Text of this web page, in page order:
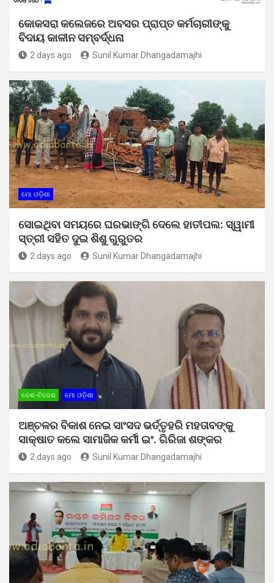
କୋକସରା କଲେଜରେ ଅବସର ପ୍ରାପ୍ତ କର୍ମଚାରୀଙ୍କୁ
ବିଦାୟ କାଳୀନ ସମ୍ବର୍ଦ୍ଧନା
2 days ago Sunil Kumar Dhangadamajhi
ମୋ ଓଡ଼ିଶା
ସୋଇଥିବା ସମୟରେ ଘରଭାଙ୍ଗି ଦେଲେ ହାତୀପଲ: ସ୍ୱାମୀ
ସ୍ତ୍ରୀ ସହିତ ଦୁଇ ଶିଶୁ ଗୁରୁତର
2 days ago Sunil Kumar Dhangadamajhi
ଦେଶ-ବିଦେଶ ମୋ ଓଡ଼ିଶା
ଅଞ୍ଚଳର ବିକାଶ ନେଇ ସାଂସଦ ଭର୍ତ୍ତୃହରି ମହତାବଙ୍କୁ
ସାକ୍ଷାତ କଲେ ସାମାଜିକ କର୍ମୀ ଇଂ. ଗିରିଜା ଶଙ୍କର
2 days ago Sunil Kumar Dhangadamajhi